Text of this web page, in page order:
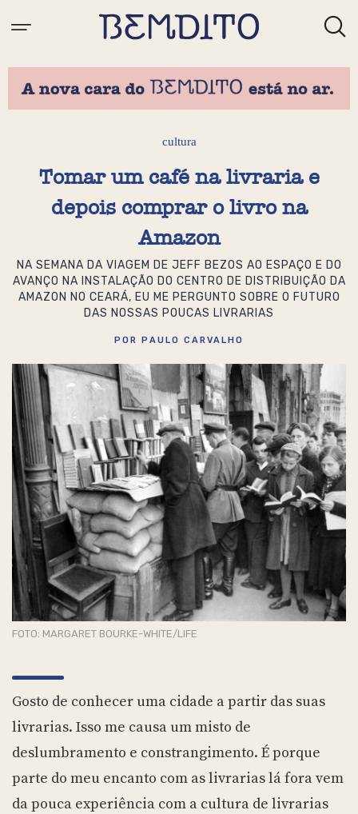
cultura
Tomar um café na livraria e
depois comprar o livro na
Amazon
NA SEMANA DA VIAGEM DE JEFF BEZOS AO ESPAÇO E DO
AVANÇO NA INSTALAÇÃO DO CENTRO DE DISTRIBUIÇÃO DA
AMAZON NO CEARÁ, EU ME PERGUNTO SOBRE O FUTURO
DAS NOSSAS POUCAS LIVRARIAS
POR PAULO CARVALHO
FOTO: MARGARET BOURKE-WHITE/LIFE
Gosto de conhecer uma cidade a partir das suas
livrarias. Isso me causa um misto de
deslumbramento e constrangimento. É porque
parte do meu encanto com as livrarias lá fora vem
da pouca experiência com a cultura de livrarias